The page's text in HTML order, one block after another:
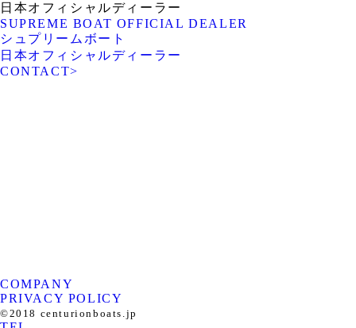
日本オフィシャルディーラー
SUPREME BOAT OFFICIAL DEALER
シュプリームボート
日本オフィシャルディーラー
CONTACT>
COMPANY
PRIVACY POLICY
©︎2018 centurionboats.jp